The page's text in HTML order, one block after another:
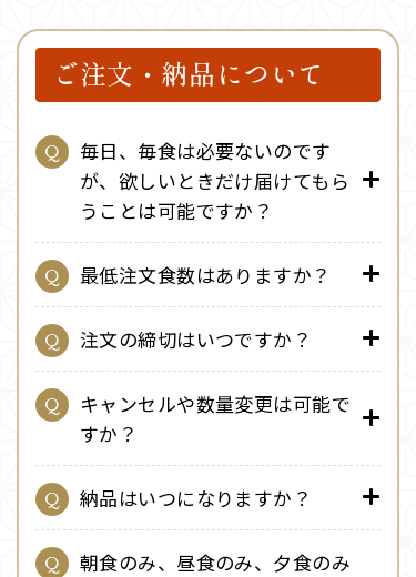
ご注文・納品について
毎日、毎食は必要ないのです
が、欲しいときだけ届けてもら
うことは可能ですか？
最低注文食数はありますか？
注文の締切はいつですか？
キャンセルや数量変更は可能で
すか？
納品はいつになりますか？
朝食のみ、昼食のみ、夕食のみ